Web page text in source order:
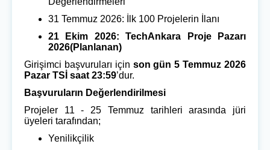
31 Temmuz 2026: İlk 100 Projelerin İlanı
21 Ekim 2026: TechAnkara Proje Pazarı
2026(Planlanan)
Girişimci başvuruları için son gün 5 Temmuz 2026
Pazar TSİ saat 23:59’dur.
Başvuruların Değerlendirilmesi
Projeler 11 - 25 Temmuz tarihleri arasında jüri
üyeleri tarafından;
Yenilikçilik